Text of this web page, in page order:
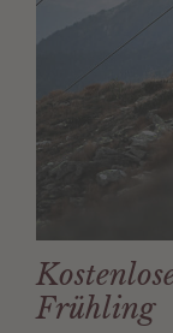
Frühling